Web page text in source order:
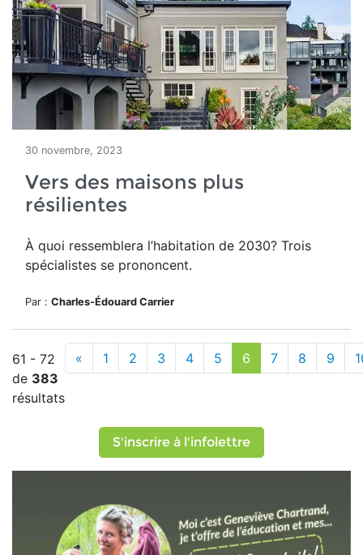
30 novembre, 2023
Vers des maisons plus
résilientes
À quoi ressemblera l’habitation de 2030? Trois
spécialistes se prononcent.
Par : Charles-Édouard Carrier
61 - 72
de 383
résultats
« 1 2 3 4 5 6 7 8 9
S'inscrire à l'infolettre